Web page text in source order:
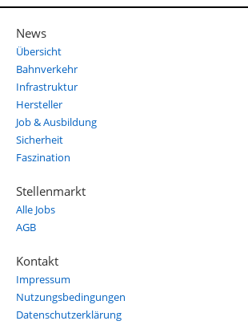
News
Übersicht
Bahnverkehr
Infrastruktur
Hersteller
Job & Ausbildung
Sicherheit
Faszination
Stellenmarkt
Alle Jobs
AGB
Kontakt
Impressum
Nutzungsbedingungen
Datenschutzerklärung